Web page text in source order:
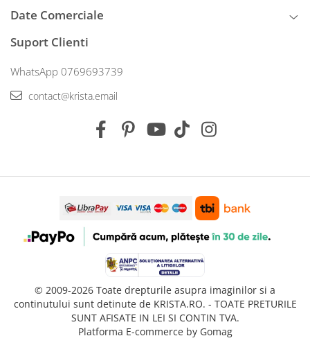
Date Comerciale
Suport Clienti
WhatsApp 0769693739
contact@krista.email
© 2009-2026 Toate drepturile asupra imaginilor si a
continutului sunt detinute de KRISTA.RO. - TOATE PRETURILE
SUNT AFISATE IN LEI SI CONTIN TVA.
Platforma E-commerce by Gomag